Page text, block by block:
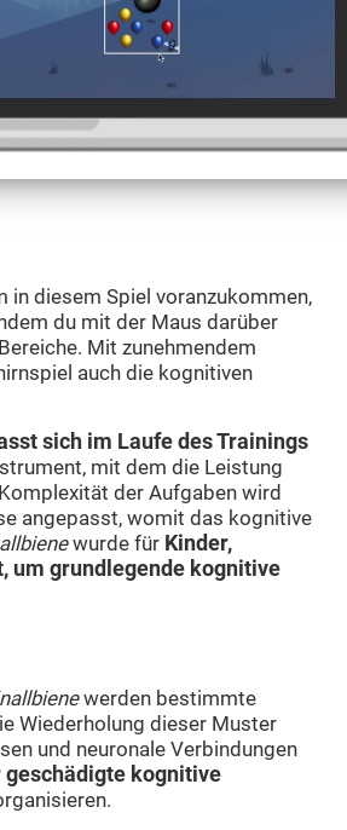
in diesem Spiel voranzukommen,
du mit der Maus darüber
Mit zunehmendem
auch die kognitiven
sich im Laufe des Trainings
mit dem die Leistung
der Aufgaben wird
angepasst, womit das kognitive
wurde für Kinder,
um grundlegende kognitive
werden bestimmte
Wiederholung dieser Muster
und neuronale Verbindungen
geschädigte kognitive